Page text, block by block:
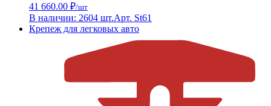
41 660.00 ₽/шт
В наличии: 2604 шт.Арт. St61
Крепеж для легковых авто